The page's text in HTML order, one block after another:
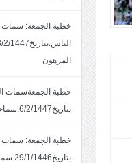
المرهون
بتاريخ6/2/1447.سماحة الشيخ مصطفى المرهون
بتاريخ29/1/1446.سماحة الشيخ مصطفى المرهون